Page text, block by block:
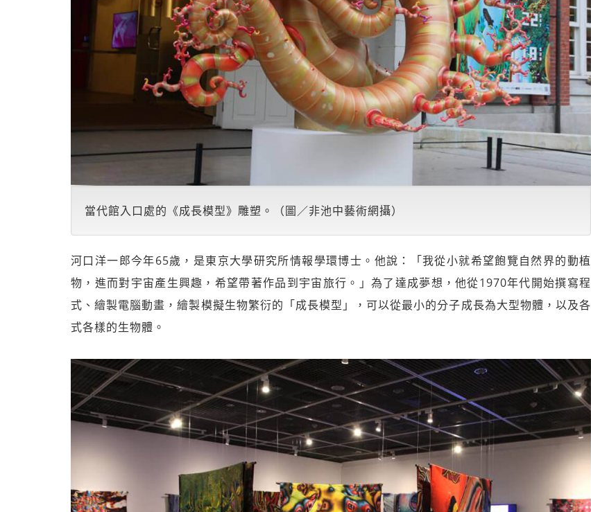
當代館入口處的《成長模型》雕塑。（圖／非池中藝術網攝）
河口洋一郎今年65歲，是東京大學研究所情報學環博士。他說：「我從小就希望飽覽自然界的動植
物，進而對宇宙產生興趣，希望帶著作品到宇宙旅行。」為了達成夢想，他從1970年代開始撰寫程
式、繪製電腦動畫，繪製模擬生物繁衍的「成長模型」，可以從最小的分子成長為大型物體，以及各
式各樣的生物體。